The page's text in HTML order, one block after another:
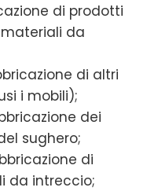
di prodotti
da
di altri
i mobili);
dei
sughero;
di
da intreccio;